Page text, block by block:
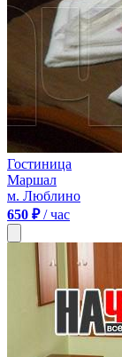
Гостиница
Маршал
м. Люблино
650 ₽/ час